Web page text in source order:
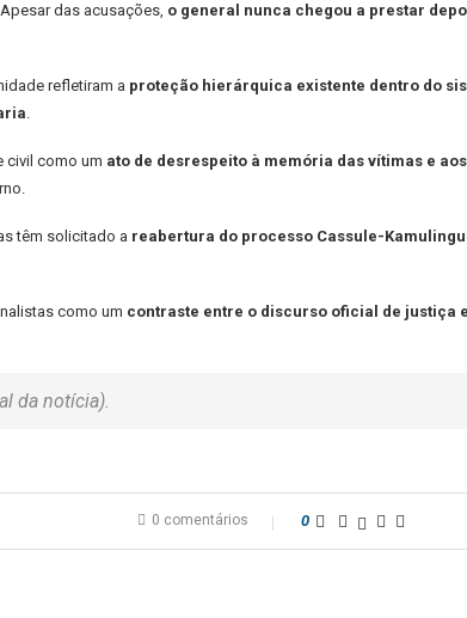
das acusações, o general nunca chegou a prestar
refletiram a proteção hierárquica existente dentro do
.
civil como um ato de desrespeito à memória das vítimas e
têm solicitado a reabertura do processo Cassule-
como um contraste entre o discurso oficial de justiça
da notícia).
0 comentários 0